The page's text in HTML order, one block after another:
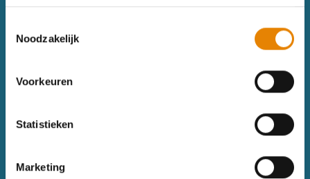
Noodzakelijk
Voorkeuren
Statistieken
Marketing
Wandelinspiratie